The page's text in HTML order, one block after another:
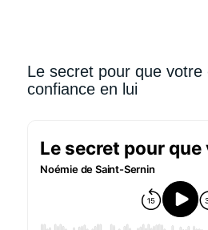
Le secret pour que votre
confiance en lui